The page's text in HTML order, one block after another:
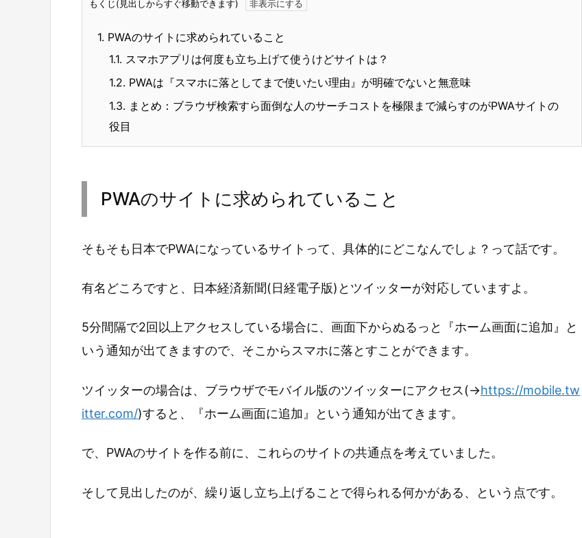
もくじ(見出しからすぐ移動できます)
1. PWAのサイトに求められていること
1.1. スマホアプリは何度も立ち上げて使うけどサイトは？
1.2. PWAは『スマホに落としてまで使いたい理由』が明確でないと無意味
1.3. まとめ：ブラウザ検索すら面倒な人のサーチコストを極限まで減らすのがPWAサイトの
役目
PWAのサイトに求められていること
そもそも日本でPWAになっているサイトって、具体的にどこなんでしょ？って話です。
有名どころですと、日本経済新聞(日経電子版)とツイッターが対応していますよ。
5分間隔で2回以上アクセスしている場合に、画面下からぬるっと『ホーム画面に追加』と
いう通知が出てきますので、そこからスマホに落とすことができます。
ツイッターの場合は、ブラウザでモバイル版のツイッターにアクセス(→https://mobile.tw
itter.com/)すると、『ホーム画面に追加』という通知が出てきます。
で、PWAのサイトを作る前に、これらのサイトの共通点を考えていました。
そして見出したのが、繰り返し立ち上げることで得られる何かがある、という点です。